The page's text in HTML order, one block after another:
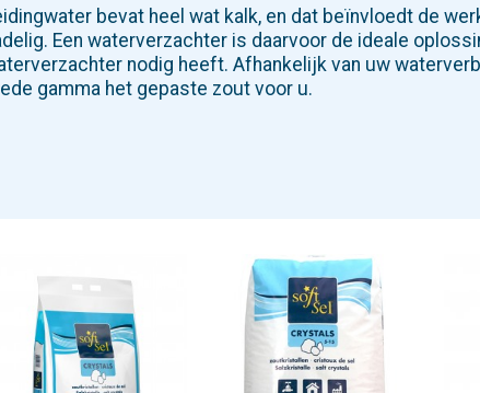
bevat heel wat kalk, en dat beïnvloedt de
Een waterverzachter is daarvoor de ideale
nodig heeft. Afhankelijk van uw
gamma het gepaste zout voor u.